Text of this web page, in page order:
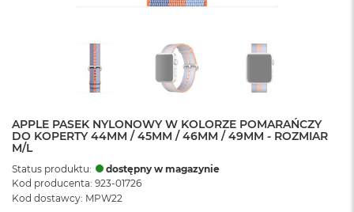
APPLE PASEK NYLONOWY W KOLORZE POMARAŃCZY
DO KOPERTY 44MM / 45MM / 46MM / 49MM - ROZMIAR
M/L
Status produktu:
dostępny w magazynie
Kod producenta: 923-01726
Kod dostawcy: MPW22